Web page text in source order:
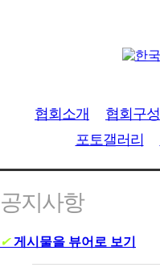
협회소개 협회구성
포토갤러리
공지사항
✔ 게시물을 뷰어로 보기